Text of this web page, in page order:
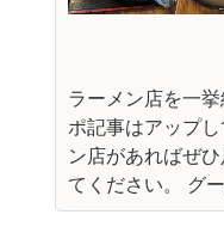
ラーメン店を一
ポ記事はアップ
ン店があればぜ
てください。 グ